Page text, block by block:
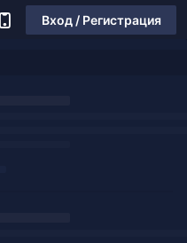
Вход / Регистрация